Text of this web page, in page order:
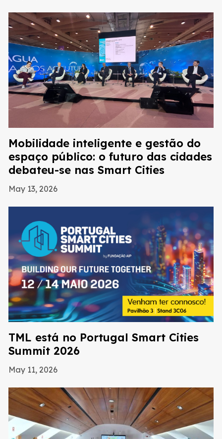
Mobilidade inteligente e gestão do
espaço público: o futuro das cidades
debateu-se nas Smart Cities
May 13, 2026
TML está no Portugal Smart Cities
Summit 2026
May 11, 2026